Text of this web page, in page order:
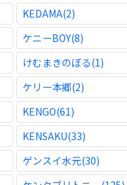
KEDAMA(2)
ケニーBOY(8)
けむまきのぼる(1)
ケリー本郷(2)
KENGO(61)
KENSAKU(33)
ゲンスイ水元(30)